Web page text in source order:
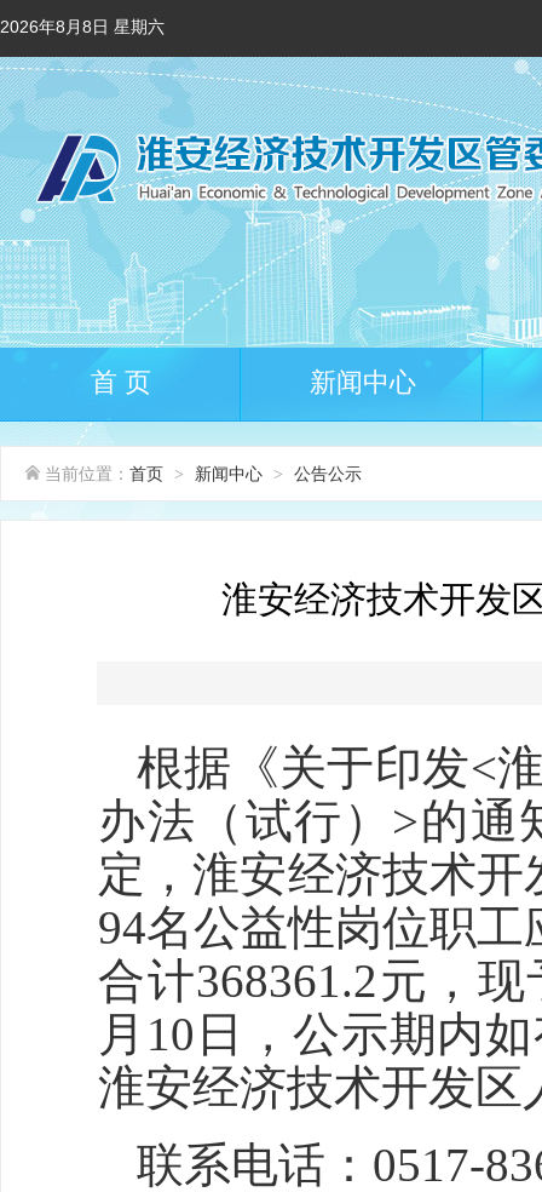
2026年8月8日 星期六
首 页 新闻中心
当前位置： 首页 > 新闻中心 > 公告公示
淮安经济技术开发
根据《关于印发<
办法（试行）>的通
定，淮安经济技术
94名公益性岗位职
合计368361.2元，
月10日，公示期内
淮安经济技术开发
联系电话：0517-